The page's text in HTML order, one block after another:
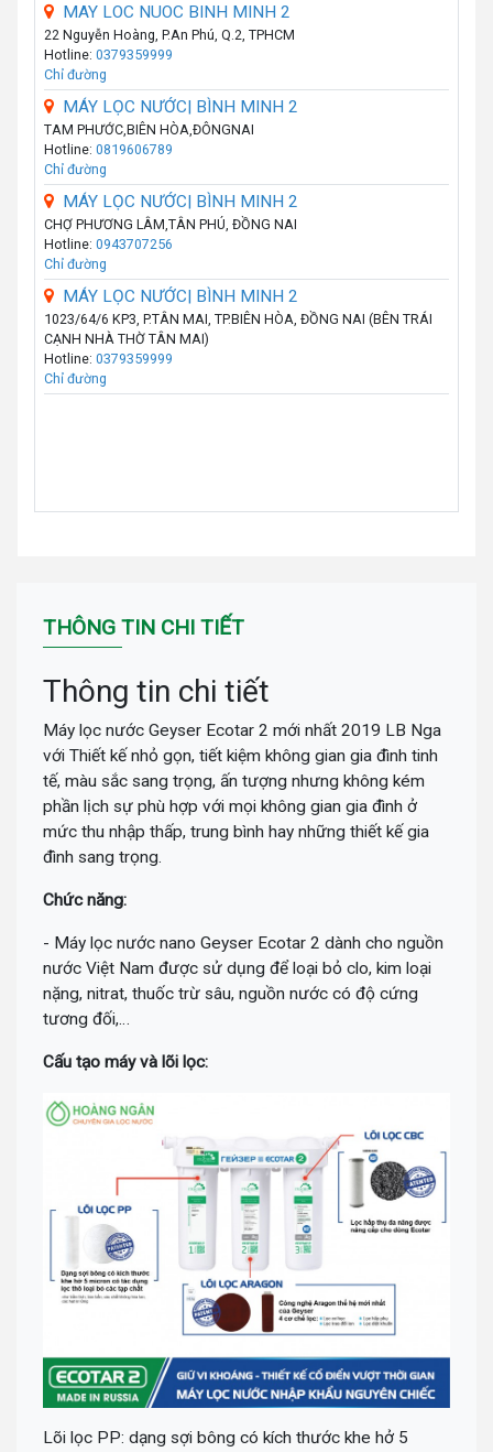
MAY LOC NUOC BINH MINH 2
22 Nguyễn Hoàng, P.An Phú, Q.2, TPHCM
Hotline: 0379359999
Chỉ đường
MÁY LỌC NƯỚC| BÌNH MINH 2
TAM PHƯỚC,BIÊN HÒA,ĐÔNGNAI
Hotline: 0819606789
Chỉ đường
MÁY LỌC NƯỚC| BÌNH MINH 2
CHỢ PHƯƠNG LÂM,TÂN PHÚ, ĐỒNG NAI
Hotline: 0943707256
Chỉ đường
MÁY LỌC NƯỚC| BÌNH MINH 2
1023/64/6 KP3, P.TÂN MAI, TP.BIÊN HÒA, ĐỒNG NAI (BÊN TRÁI
CẠNH NHÀ THỜ TÂN MAI)
Hotline: 0379359999
Chỉ đường
THÔNG TIN CHI TIẾT
Thông tin chi tiết
Máy lọc nước Geyser Ecotar 2 mới nhất 2019 LB Nga
với Thiết kế nhỏ gọn, tiết kiệm không gian gia đình tinh
tế, màu sắc sang trọng, ấn tượng nhưng không kém
phần lịch sự phù hợp với mọi không gian gia đình ở
mức thu nhập thấp, trung bình hay những thiết kế gia
đình sang trọng.
Chức năng:
- Máy lọc nước nano Geyser Ecotar 2 dành cho nguồn
nước Việt Nam được sử dụng để loại bỏ clo, kim loại
nặng, nitrat, thuốc trừ sâu, nguồn nước có độ cứng
tương đối,…
Cấu tạo máy và lõi lọc:
Lõi lọc PP: dạng sợi bông có kích thước khe hở 5